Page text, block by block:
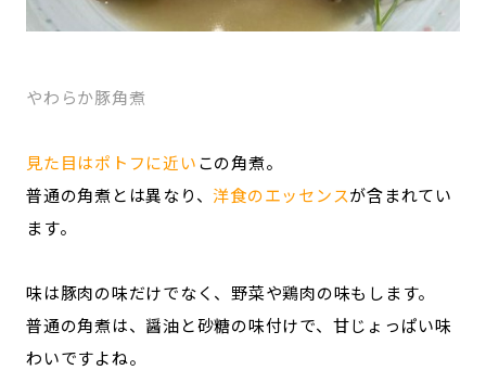
やわらか豚角煮
見た目はポトフに近いこの角煮。
普通の角煮とは異なり、洋食のエッセンスが含まれてい
ます。
味は豚肉の味だけでなく、野菜や鶏肉の味もします。
普通の角煮は、醤油と砂糖の味付けで、甘じょっぱい味
わいですよね。